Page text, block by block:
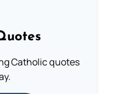
Catholic quotes